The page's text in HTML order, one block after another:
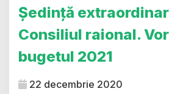
Şedință
Consiliul raional.
bugetul 2021
22 decembrie 2020